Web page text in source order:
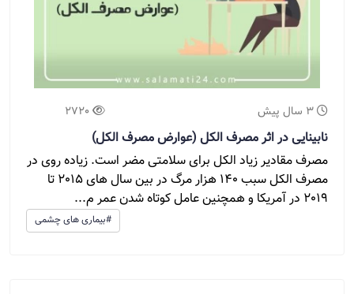
3 سال پیش 2720
نابینایی در اثر مصرف الکل (عوارض مصرف الکل)
مصرف مقادیر زیاد الکل برای سلامتی مضر است. زیاده روی در
مصرف الکل سبب 140 هزار مرگ در بین سال های 2015 تا
2019 در آمریکا و همچنین عامل کوتاه شدن عمر م...
#بیماری های چشمی